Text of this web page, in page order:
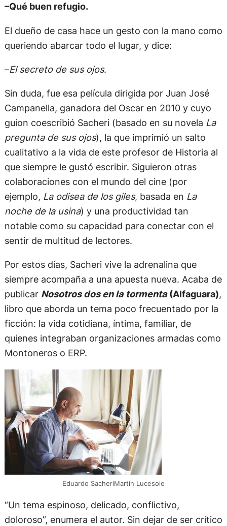
–Qué buen refugio.
El dueño de casa hace un gesto con la mano como
queriendo abarcar todo el lugar, y dice:
–El secreto de sus ojos.
Sin duda, fue esa película dirigida por Juan José
Campanella, ganadora del Oscar en 2010 y cuyo
guion coescribió Sacheri (basado en su novela La
pregunta de sus ojos), la que imprimió un salto
cualitativo a la vida de este profesor de Historia al
que siempre le gustó escribir. Siguieron otras
colaboraciones con el mundo del cine (por
ejemplo, La odisea de los giles, basada en La
noche de la usina) y una productividad tan
notable como su capacidad para conectar con el
sentir de multitud de lectores.
Por estos días, Sacheri vive la adrenalina que
siempre acompaña a una apuesta nueva. Acaba de
publicar Nosotros dos en la tormenta(Alfaguara),
libro que aborda un tema poco frecuentado por la
ficción: la vida cotidiana, íntima, familiar, de
quienes integraban organizaciones armadas como
Montoneros o ERP.
Eduardo SacheriMartín Lucesole
“Un tema espinoso, delicado, conflictivo,
doloroso”, enumera el autor. Sin dejar de ser crítico